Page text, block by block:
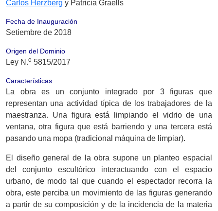
Carlos Herzberg y Patricia Graells
Fecha de Inauguración
Setiembre de 2018
Origen del Dominio
Ley N.o 5815/2017
Características
La obra es un conjunto integrado por 3 figuras que
representan una actividad típica de los trabajadores de la
maestranza. Una figura está limpiando el vidrio de una
ventana, otra figura que está barriendo y una tercera está
pasando una mopa (tradicional máquina de limpiar).
El diseño general de la obra supone un planteo espacial
del conjunto escultórico interactuando con el espacio
urbano, de modo tal que cuando el espectador recorra la
obra, este perciba un movimiento de las figuras generando
a partir de su composición y de la incidencia de la materia